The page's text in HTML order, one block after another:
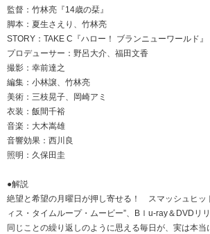
監督：竹林亮『14歳の栞』
脚本：夏生さえり、竹林亮
STORY：TAKE C『ハロー！ ブランニューワールド』
プロデューサー：野呂大介、福田文香
撮影：幸前達之
編集：小林譲、竹林亮
美術：三枝晃子、岡崎アミ
衣装：飯間千裕
音楽：大木嵩雄
音響効果：西川良
照明：久保田圭
●解説
絶望と希望の月曜日が押し寄せる！ スマッシュヒッ
ィス・タイムループ・ムービー”、Bｌu-ray＆DVDリ
同じことの繰り返しのように思える毎日が、実は本